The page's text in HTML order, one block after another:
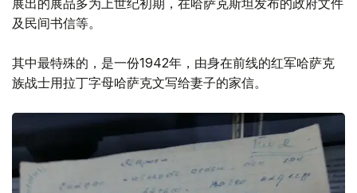
展出的展品多为上世纪初期，在哈萨克斯坦发布的政府文件
及民间书信等。
其中最特殊的，是一份1942年，由身在前线的红军哈萨克
族战士用拉丁字母哈萨克文写给妻子的家信。